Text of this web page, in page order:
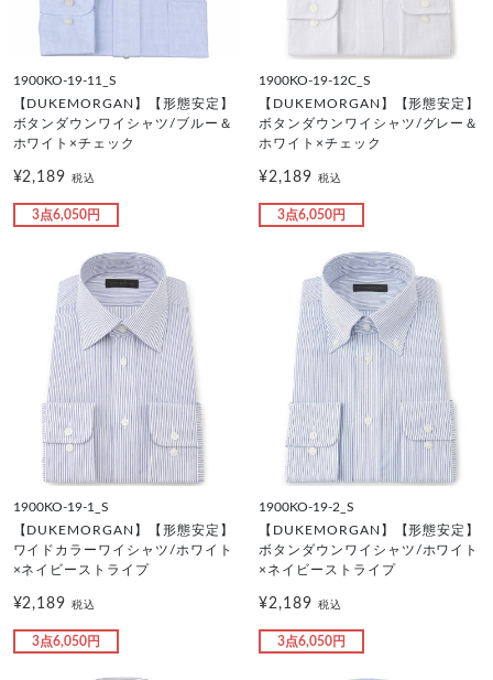
1900KO-19-11_S
【DUKEMORGAN】【形態安定】
ボタンダウンワイシャツ/ブルー＆
ホワイト×チェック
¥2,189税込
3点6,050円
1900KO-19-12C_S
【DUKEMORGAN】【形態安定】
ボタンダウンワイシャツ/グレー＆
ホワイト×チェック
¥2,189 税込
3点6,050円
1900KO-19-1_S
【DUKEMORGAN】【形態安定】
ワイドカラーワイシャツ/ホワイト
×ネイビーストライプ
¥2,189税込
3点6,050円
1900KO-19-2_S
【DUKEMORGAN】【形態安定】
ボタンダウンワイシャツ/ホワイト
×ネイビーストライプ
¥2,189 税込
3点6,050円